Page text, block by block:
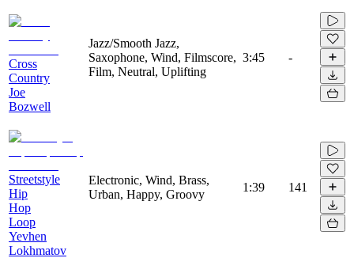
Cross
Country
Joe
Bozwell
Jazz/Smooth Jazz,
Saxophone, Wind, Filmscore,
Film, Neutral, Uplifting
3:45 -
Streetstyle
Hip
Hop
Loop
Yevhen
Lokhmatov
Electronic, Wind, Brass,
Urban, Happy, Groovy
1:39 141